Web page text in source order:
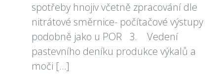
spotřeby hnojiv včetně zpracování dle
nitrátové směrnice- počítačové výstupy
podobně jako u POR 3. Vedení
pastevního deníku produkce výkalů a
moči […]